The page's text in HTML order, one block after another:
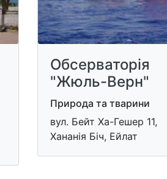
Обсерваторія
"Жюль-Верн"
Природа та тварини
вул. Бейт Ха-Гешер 11,
Хананія Біч, Ейлат